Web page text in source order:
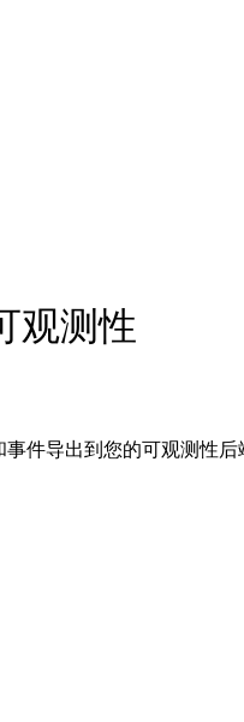
观测性
件导出到您的可观测性后